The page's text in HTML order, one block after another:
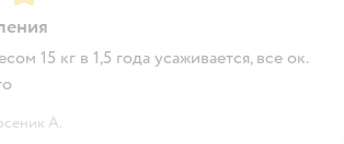
15 кг в 1,5 года усаживается, все ок.
А.